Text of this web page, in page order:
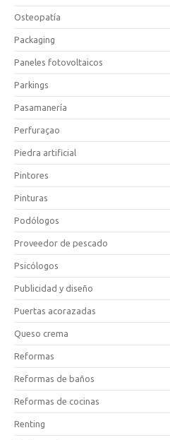
Osteopatía
Packaging
Paneles fotovoltaicos
Parkings
Pasamanería
Perfuraçao
Piedra artificial
Pintores
Pinturas
Podólogos
Proveedor de pescado
Psicólogos
Publicidad y diseño
Puertas acorazadas
Queso crema
Reformas
Reformas de baños
Reformas de cocinas
Renting